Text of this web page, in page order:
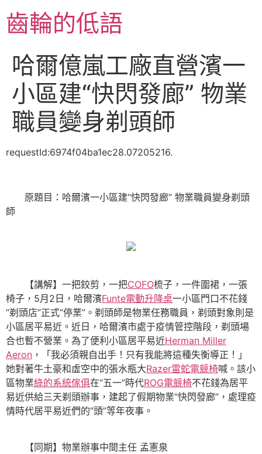
至
主齒輪的低語
哈爾億嵐工廠直營濱一
小區建“快閃發廊” 物業
職員變身剃頭師
requestId:6974f04ba1ec28.07205216.
原題目：哈爾濱一小區建“快閃發廊” 物業職員變身剃頭
師
【講解】一把鉸剪，一把COFO梳子，一件圍裙，一張
椅子，5月2日，哈爾濱Funte電動升降桌一小區門口不花錢
“剃頭店”正式“停業”。剃頭師是物業任務職員，剃頭對象則是
小區居平易近。近日，哈爾濱市處于疫情管控階段，剃頭場
合也暫不營業。為了便利小區居平易近Herman Miller
Aeron ，「我必須親自出手！只有我能將這種失衡導正！」
她對著牛土豪和虛空中的張水瓶大Razer雷蛇電競椅喊。該小
區物業綠的系統傢俱在“五一”時代ROG電競椅不花錢為居平
易近供給三天剃頭辦事，建起了假期物業“快閃發廊”，處理疫
情時代居平易近們的“頭”等年夜事。
【同期】物業辦事中間主任 孟憲泉